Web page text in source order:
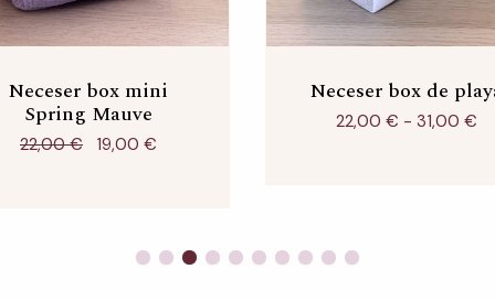
Neceser box mini
Spring Mauve
22,00€
El
precio
original
era:
22,00 €.
19,00 €
El
precio Neceser box de
22,00 € - 31,00 €